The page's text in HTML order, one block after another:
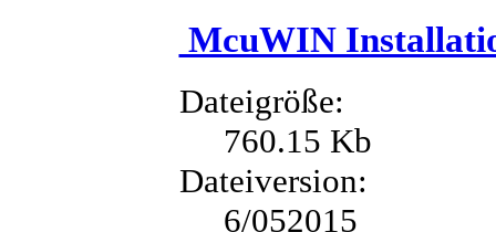
McuWIN
Dateigröße:
760.15 Kb
Dateiversion:
6/052015